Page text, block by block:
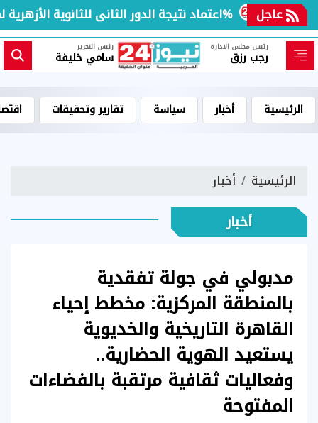
عاجل اعتماد نتيجة الدور الثانى للثانوية الأزهرية لمعاهد فلسطين بنسبة نجاح 97.7%
رئيس مجلس الادارة
رجب رزق
رئيس التحرير
سامي خليفة
الرئيسية أخبار سياسة تقارير وتحقيقات
الرئيسية أخبار
أخبار
مدبولي في جولة تفقدية
بالمنطقة المركزية: مخطط إحياء
القاهرة التاريخية والخديوية
يستعيد الهوية الحضارية..
وفعاليات ثقافية مرتقبة بالفضاءات
المفتوحة